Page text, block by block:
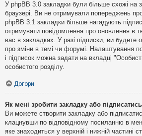
У phpBB 3.0 закладки були більше схожі на
браузері. Ви не отримували попереджень
phpBB 3.1 закладки більше нагадують
отримувати повідомлення про оновлення в
вас в закладках. У разі підписки, ви будете
про зміни в темі чи форумі. Налаштування
і підписок можна задати на вкладці
особистого розділу.
Догори
Як мені зробити закладку або
Ви можете створити закладку або
клацнувши по відповідному посиланню в
яке знаходиться у верхній і нижній частині